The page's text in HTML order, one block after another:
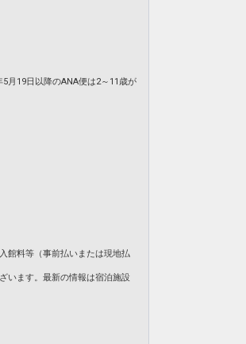
月19日以降のANA便は2～11歳が
館料等（事前払いまたは現地払
います。最新の情報は宿泊施設